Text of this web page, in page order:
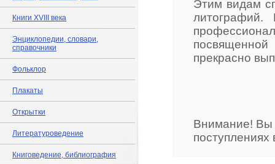
Книги XVIII века
Энциклопедии, словари,
справочники
Фольклор
Плакаты
Открытки
Литературоведение
Книговедение, библиография
Этим видам
литографий.
прекрасно
Внимание! Вы